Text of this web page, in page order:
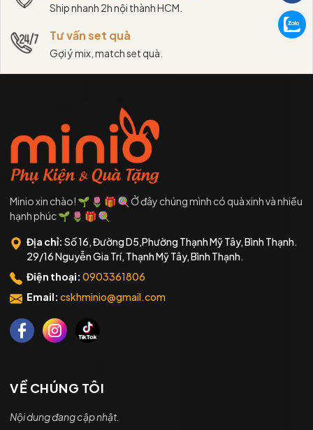
Ship nhanh 2h nội thành HCM.
Tư vấn set quà
Gợi ý mix, match set quà.
Minio xin chào! 🌱 🌷 🎁 🍭 Ở đây chúng mình có quà xinh và nhiều
hạnh phúc 🌱 🌷 🎁 🍭
Địa chỉ: Số 16, Đường D5,Phường Thạnh Mỹ Tây, Bình Thạnh.
29/16 Nguyễn Gia Trí, Thạnh Mỹ Tây, Bình Thạnh.
Điện thoại: 0903361806
Email: cskhminio@gmail.com
VỀ CHÚNG TÔI
Nội dung đang cập nhật.